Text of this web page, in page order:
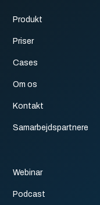
Produkt
Priser
Cases
Om os
Kontakt
Samarbejdspartnere
Webinar
Podcast